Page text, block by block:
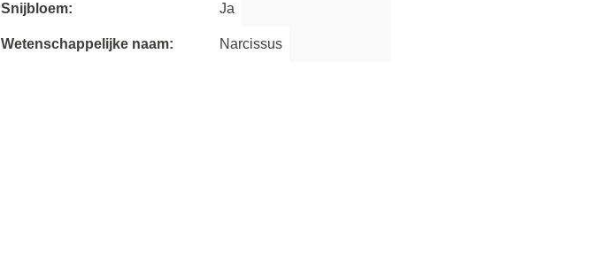
Snijbloem: Ja
Wetenschappelijke naam: Narcissus